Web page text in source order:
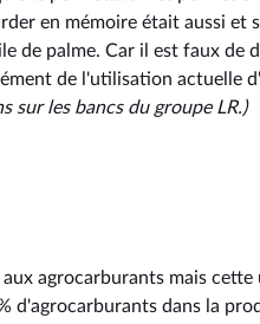
en mémoire était aussi et
de palme. Car il est faux de
de l'utilisation actuelle
sur les bancs du groupe LR.)
agrocarburants mais
d'agrocarburants dans la